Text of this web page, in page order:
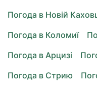
Погода в Новій
Погода в Коломиї
Погода в Арцизі
Погода в Стрию